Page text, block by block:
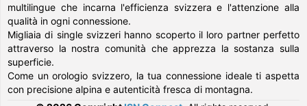
multilingue che incarna l'efficienza svizzera e l'attenzione alla
qualità in ogni connessione.
Migliaia di single svizzeri hanno scoperto il loro partner perfetto
attraverso la nostra comunità che apprezza la sostanza sulla
superficie.
Come un orologio svizzero, la tua connessione ideale ti aspetta
con precisione alpina e autenticità fresca di montagna.